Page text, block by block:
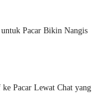
Pacar Bikin Nangis
Pacar Lewat Chat yang